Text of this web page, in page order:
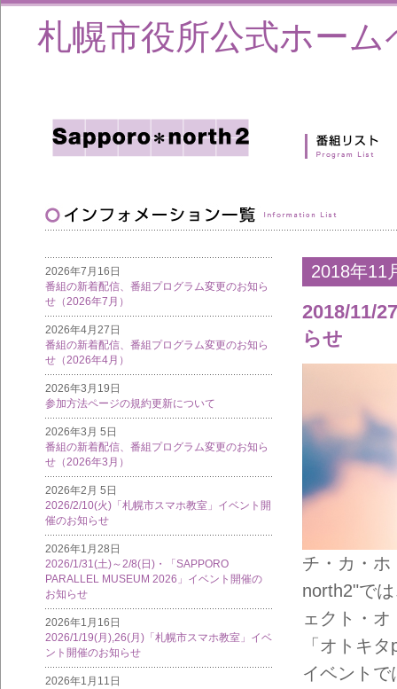
札幌市役所公式ホーム
2026年7月16日
番組の新着配信、番組プログラム変更のお知ら
せ（2026年7月）
2026年4月27日
番組の新着配信、番組プログラム変更のお知ら
せ（2026年4月）
2026年3月19日
参加方法ページの規約更新について
2026年3月 5日
番組の新着配信、番組プログラム変更のお知ら
せ（2026年3月）
2026年2月 5日
2026/2/10(火)「札幌市スマホ教室」イベント開
催のお知らせ
2026年1月28日
2026/1/31(土)～2/8(日)・「SAPPORO
PARALLEL MUSEUM 2026」イベント開催の
お知らせ
2026年1月16日
2026/1/19(月),26(月)「札幌市スマホ教室」イベ
ント開催のお知らせ
2026年1月11日
2018年11
2018/11/
らせ
チ・カ・ホ
north2"で
ェクト・
「オトキ
イベント